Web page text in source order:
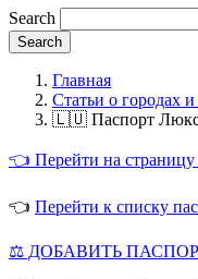
Search
Главная
Статьи о городах и
🇱🇺 Паспорт
👈 Перейти на страницу
👈 Перейти к списку
⚖️ ДОБАВИТЬ